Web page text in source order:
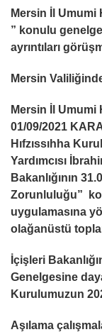
Mersin İl Umumi
” konulu
ayrıntıları
Mersin
Mersin İl Umumi
01/09/2021
Hıfzıssıhha
Yardımcısı
Bakanlığının
Zorunluluğu”
uygulamasına
olağanüstü
İçişleri
Genelgesine
Kurulumuzun
Aşılama